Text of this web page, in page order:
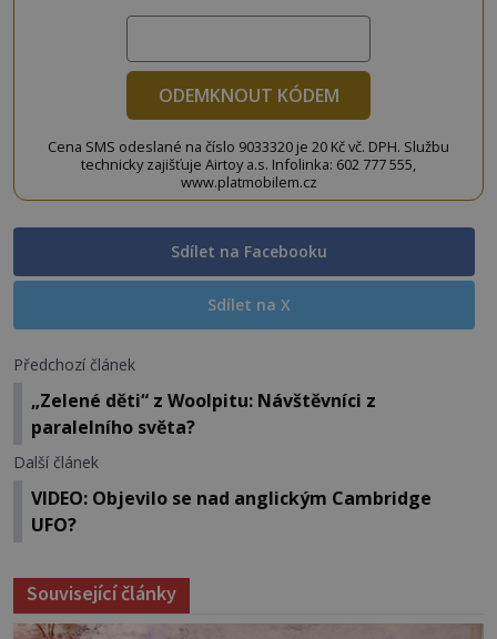
ODEMKNOUT KÓDEM
Cena SMS odeslané na číslo 9033320 je 20 Kč vč. DPH. Službu
technicky zajišťuje Airtoy a.s. Infolinka: 602 777 555,
www.platmobilem.cz
Sdílet na Facebooku
Sdílet na X
Předchozí článek
„Zelené děti“ z Woolpitu: Návštěvníci z
paralelního světa?
Další článek
VIDEO: Objevilo se nad anglickým Cambridge
UFO?
Související články